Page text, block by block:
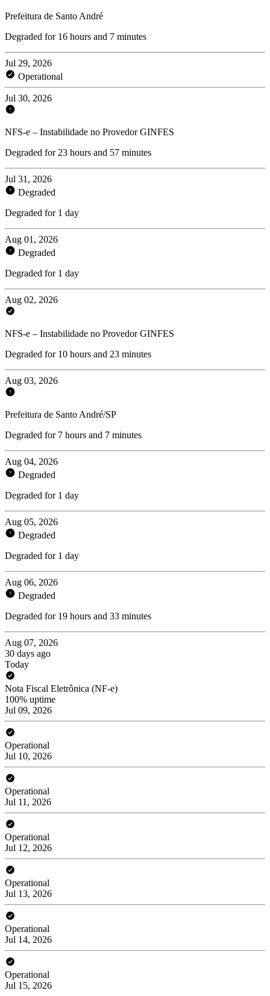
Prefeitura de Santo André
Degraded for 16 hours and 7 minutes
Jul 29, 2026
Operational
Jul 30, 2026
NFS-e – Instabilidade no Provedor GINFES
Degraded for 23 hours and 57 minutes
Jul 31, 2026
Degraded
Degraded for 1 day
Aug 01, 2026
Degraded
Degraded for 1 day
Aug 02, 2026
NFS-e – Instabilidade no Provedor GINFES
Degraded for 10 hours and 23 minutes
Aug 03, 2026
Prefeitura de Santo André/SP
Degraded for 7 hours and 7 minutes
Aug 04, 2026
Degraded
Degraded for 1 day
Aug 05, 2026
Degraded
Degraded for 1 day
Aug 06, 2026
Degraded
Degraded for 19 hours and 33 minutes
Aug 07, 2026
30 days ago
Today
Nota Fiscal Eletrônica (NF-e)
100% uptime
Jul 09, 2026
Operational
Jul 10, 2026
Operational
Jul 11, 2026
Operational
Jul 12, 2026
Operational
Jul 13, 2026
Operational
Jul 14, 2026
Operational
Jul 15, 2026